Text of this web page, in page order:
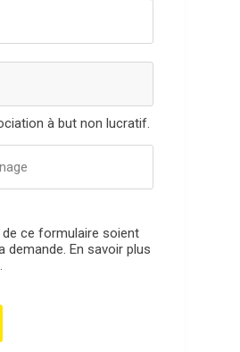
à but non lucratif.
ce formulaire soient
demande. En savoir plus
.